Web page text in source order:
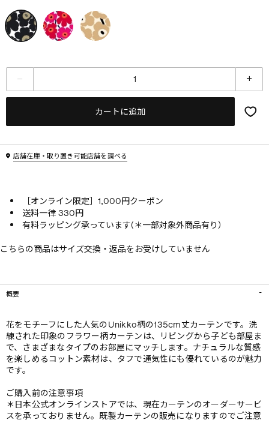
カートに追加
店舗在庫・取り置き可能店舗を調べる
［オンライン限定］1,000円クーポン
送料一律 330円
有料ラッピング承っています(＊一部対象外商品有り）
こちらの商品はサイズ交換・返品をお受けしていません
概要
花をモチーフにした人気のUnikko柄の135cm丈カーテンです。洗
練された印象のフラワー柄カーテンは、リビングから子ども部屋ま
で、さまざまなタイプのお部屋にマッチします。ナチュラルな質感
を楽しめるコットン素材は、タフで通気性にも優れているのが魅力
です。
ご購入前の注意事項
＊日本公式オンラインストアでは、現在カーテンのオーダーサービ
スを承っておりません。既製カーテンの販売になりますのでご注意